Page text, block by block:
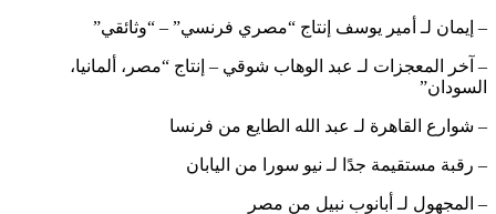
– إيمان لـ أمير يوسف إنتاج “مصري فرنسي” – “وثائقي”
– آخر المعجزات لـ عبد الوهاب شوقي – إنتاج “مصر، ألمانيا،
السودان”
– شوارع القاهرة لـ عبد الله الطايع من فرنسا
– رقبة مستقيمة جدًا لـ نيو سورا من اليابان
– المجهول لـ أبانوب نبيل من مصر